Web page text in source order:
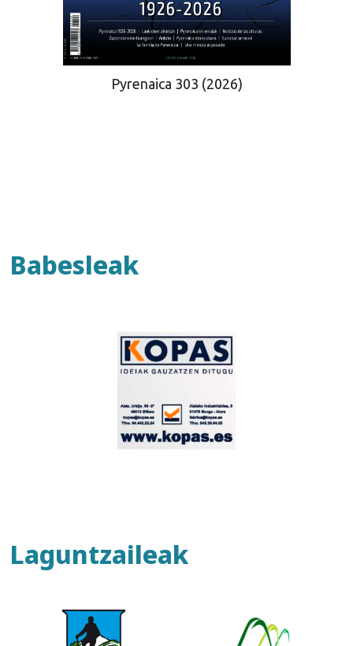
Pyrenaica 303 (2026)
Babesleak
Laguntzaileak